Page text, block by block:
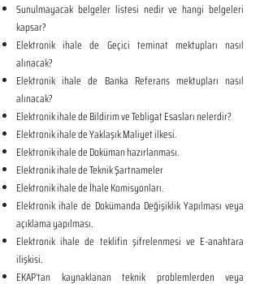
Sunulmayacak belgeler listesi nedir ve hangi belgeleri
kapsar?
Elektronik ihale de Geçici teminat mektupları nasıl
alınacak?
Elektronik ihale de Banka Referans mektupları nasıl
alınacak?
Elektronik ihale de Bildirim ve Tebligat Esasları nelerdir?
Elektronik ihale de Yaklaşık Maliyet ilkesi.
Elektronik ihale de Doküman hazırlanması.
Elektronik ihale de Teknik Şartnameler
Elektronik ihale de İhale Komisyonları.
Elektronik ihale de Dokümanda Değişiklik Yapılması veya
açıklama yapılması.
Elektronik ihale de teklifin şifrelenmesi ve E-anahtara
ilişkisi.
EKAP’tan kaynaklanan teknik problemlerden veya